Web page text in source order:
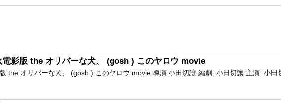
影版 the オリバーな犬、 (gosh ) このヤロウ movie
the オリバーな犬、 (gosh ) このヤロウ movie 導演 小田切讓 編劇: 小田切讓 主演: 小田